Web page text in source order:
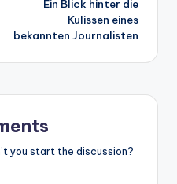
Ein Blick hinter die
Kulissen eines
bekannten Journalisten
you start the discussion?